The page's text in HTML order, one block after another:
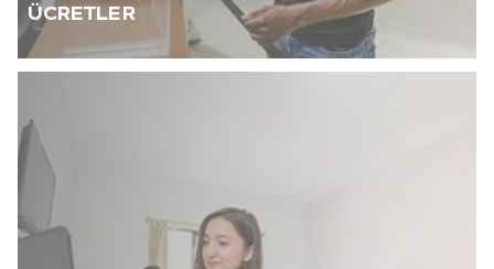
ÜCRETLER